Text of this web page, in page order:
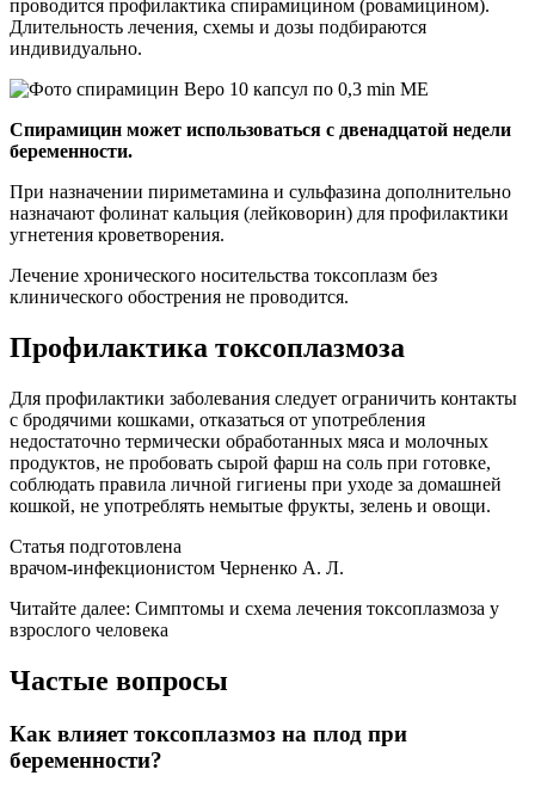
проводится профилактика спирамицином (ровамицином).
Длительность лечения, схемы и дозы подбираются
индивидуально.
Спирамицин может использоваться с двенадцатой недели
беременности.
При назначении пириметамина и сульфазина дополнительно
назначают фолинат кальция (лейковорин) для профилактики
угнетения кроветворения.
Лечение хронического носительства токсоплазм без
клинического обострения не проводится.
Профилактика токсоплазмоза
Для профилактики заболевания следует ограничить контакты
с бродячими кошками, отказаться от употребления
недостаточно термически обработанных мяса и молочных
продуктов, не пробовать сырой фарш на соль при готовке,
соблюдать правила личной гигиены при уходе за домашней
кошкой, не употреблять немытые фрукты, зелень и овощи.
Статья подготовлена
врачом-инфекционистом Черненко А. Л.
Читайте далее: Симптомы и схема лечения токсоплазмоза у
взрослого человека
Частые вопросы
Как влияет токсоплазмоз на плод при
беременности?